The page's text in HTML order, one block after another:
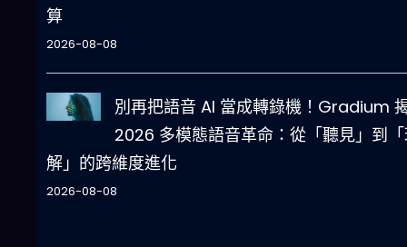
算
2026-08-08
別再把語音 AI 當成轉錄機！Gradium
2026 多模態語音革命：從「聽見」到
解」的跨維度進化
2026-08-08